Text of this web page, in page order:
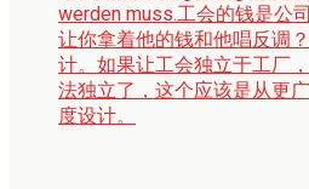
werden muss.工会的钱是公
让你拿着他的钱和他唱反调
计。如果让工会独立于工厂
法独立了，这个应该是从更
度设计。